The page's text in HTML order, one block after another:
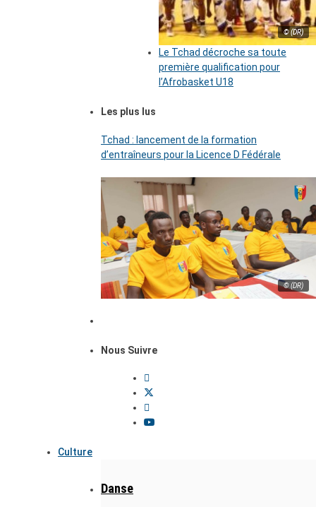
© (DR)
Le Tchad décroche sa toute
première qualification pour
l’Afrobasket U18
Les plus lus
Tchad : lancement de la formation
d’entraîneurs pour la Licence D Fédérale
© (DR)
Nous Suivre
Culture
Danse